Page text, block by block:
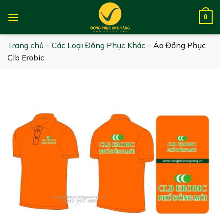
0
Trang chủ – Các Loại Đồng Phục Khác – Áo Đồng Phục
Clb Erobic